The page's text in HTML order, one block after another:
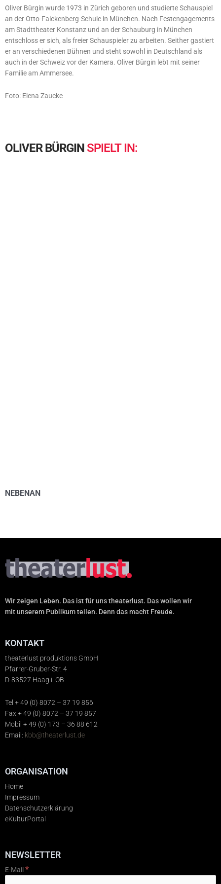
Oliver Bürgin wurde 1973 in Zürich geboren und studierte Schauspiel
an der Otto-Falckenberg-Schule in München. Nach Festengagements
am Stadttheater Konstanz und an der Schauburg in München
entschloss er sich, als freier Schauspieler zu arbeiten. Seither gastiert
er an verschiedenen Bühnen und steht sowohl in Deutschland als
auch in der Schweiz vor der Kamera. Oliver Bürgin lebt mit seiner
Familie am Ammersee.
Foto: Elena Zaucke
OLIVER BÜRGIN SPIELT IN:
NEBENAN
Wir zeigen Leben. Das ist für uns theaterlust. Das wollen wir
mit unserem Publikum teilen. Denn das macht Freude.
KONTAKT
theaterlust produktions GmbH
Pfarrer-Gruber-Str. 4
D-83527 Haag i. OB
Tel + 49 (0) 8072 – 37 19 856
Fax + 49 (0) 8072 – 37 19 857
Mobil + 49 (0) 173 – 36 88 612
Email: kbb@theaterlust.de
ORGANISATION
Home
Impressum
Datenschutzerklärung
eKulturPortal
NEWSLETTER
E-Mail *